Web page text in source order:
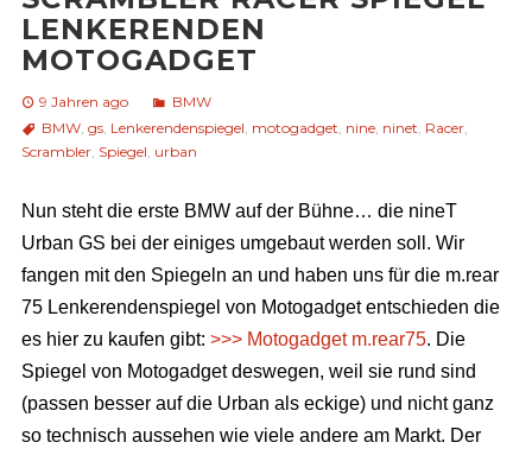
LENKERENDEN
MOTOGADGET
9 Jahren ago
BMW
BMW, gs, Lenkerendenspiegel, motogadget, nine, ninet, Racer,
Scrambler, Spiegel, urban
Nun steht die erste BMW auf der Bühne… die nineT
Urban GS bei der einiges umgebaut werden soll. Wir
fangen mit den Spiegeln an und haben uns für die m.rear
75 Lenkerendenspiegel von Motogadget entschieden die
es hier zu kaufen gibt: >>> Motogadget m.rear75. Die
Spiegel von Motogadget deswegen, weil sie rund sind
(passen besser auf die Urban als eckige) und nicht ganz
so technisch aussehen wie viele andere am Markt. Der